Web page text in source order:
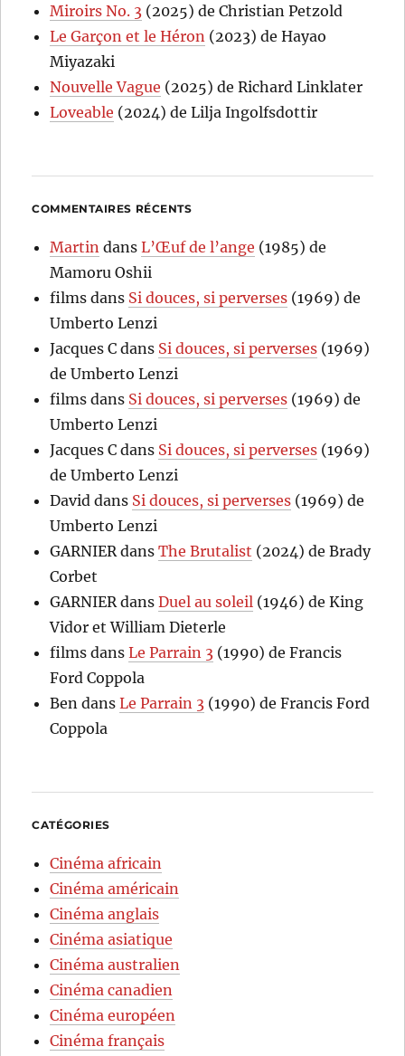
Miroirs No. 3 (2025) de Christian Petzold
Le Garçon et le Héron (2023) de Hayao
Miyazaki
Nouvelle Vague (2025) de Richard Linklater
Loveable (2024) de Lilja Ingolfsdottir
COMMENTAIRES RÉCENTS
Martin dansL’Œuf de l’ange (1985) de
Mamoru Oshii
films dans Si douces, si perverses (1969) de
Umberto Lenzi
Jacques C dans Si douces, si perverses (1969)
de Umberto Lenzi
films dans Si douces, si perverses (1969) de
Umberto Lenzi
Jacques C dans Si douces, si perverses (1969)
de Umberto Lenzi
David dans Si douces, si perverses (1969) de
Umberto Lenzi
GARNIERdansThe Brutalist (2024) de Brady
Corbet
GARNIERdansDuel au soleil (1946) de King
Vidor et William Dieterle
films dansLe Parrain 3 (1990) de Francis
Ford Coppola
Ben dansLe Parrain 3 (1990) de Francis Ford
Coppola
CATÉGORIES
Cinéma africain
Cinéma américain
Cinéma anglais
Cinéma asiatique
Cinéma australien
Cinéma canadien
Cinéma européen
Cinéma français